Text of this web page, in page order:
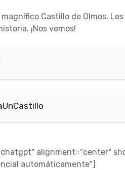
Castillo de Olmos.
¡Nos vemos!
alignment="center"
automáticamente"]